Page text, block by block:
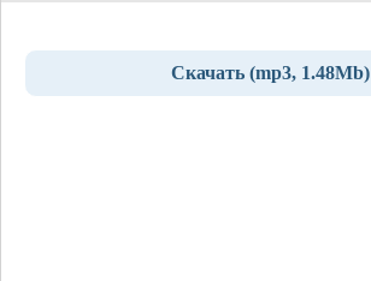
Скачать (mp3, 1.48Mb)